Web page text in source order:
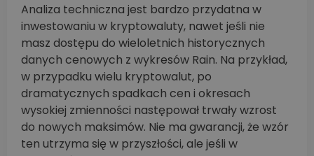
Analiza techniczna jest bardzo przydatna w
inwestowaniu w kryptowaluty, nawet jeśli nie
masz dostępu do wieloletnich historycznych
danych cenowych z wykresów Rain. Na przykład,
w przypadku wielu kryptowalut, po
dramatycznych spadkach cen i okresach
wysokiej zmienności następował trwały wzrost
do nowych maksimów. Nie ma gwarancji, że wzór
ten utrzyma się w przyszłości, ale jeśli w